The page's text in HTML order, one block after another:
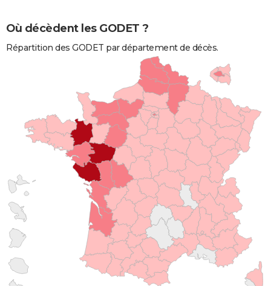
Où décèdent les GODET ?
Répartition des GODET par département de décès.